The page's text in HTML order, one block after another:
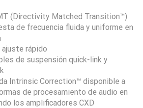
(Directivity Matched Transition™)
de frecuencia fluida y uniforme en
rápido
de suspensión quick-link y
Intrinsic Correction™ disponible a
de procesamiento de audio en
los amplificadores CXD